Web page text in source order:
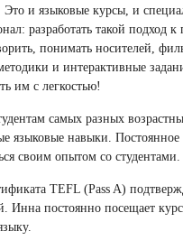
и языковые курсы, и
разработать такой подход
понимать носителей,
и интерактивные
им с легкостью!
самых разных
языковые навыки.
своим опытом со студентами.
TEFL (Pass A)
Инна постоянно посещает